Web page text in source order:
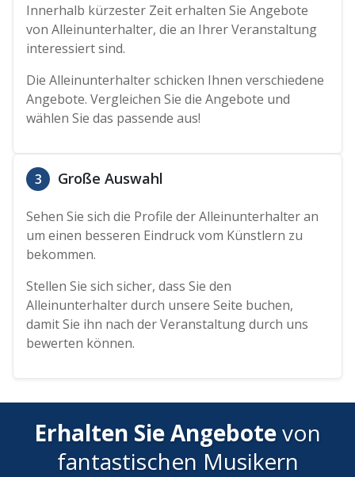
Innerhalb kürzester Zeit erhalten Sie Angebote
von Alleinunterhalter, die an Ihrer Veranstaltung
interessiert sind.
Die Alleinunterhalter schicken Ihnen verschiedene
Angebote. Vergleichen Sie die Angebote und
wählen Sie das passende aus!
3 Große Auswahl
Sehen Sie sich die Profile der Alleinunterhalter an
um einen besseren Eindruck vom Künstlern zu
bekommen.
Stellen Sie sich sicher, dass Sie den
Alleinunterhalter durch unsere Seite buchen,
damit Sie ihn nach der Veranstaltung durch uns
bewerten können.
Erhalten Sie Angebotevon
fantastischen Musikern